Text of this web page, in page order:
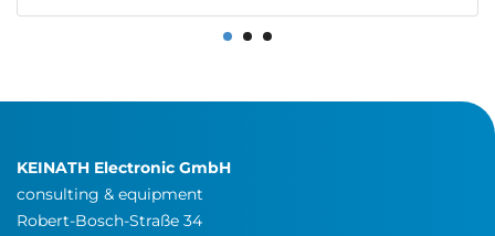
KEINATH Electronic GmbH
consulting & equipment
Robert-Bosch-Straße 34